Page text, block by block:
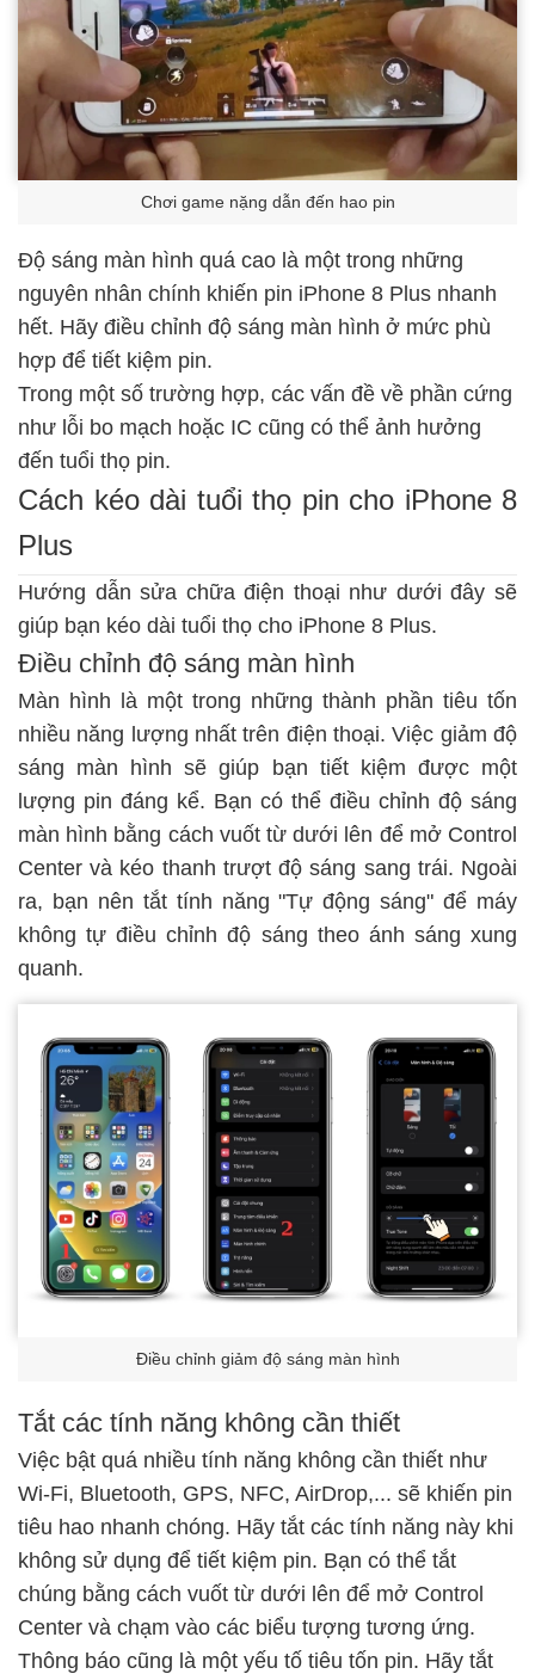
Chơi game nặng dẫn đến hao pin
Độ sáng màn hình quá cao là một trong những
nguyên nhân chính khiến pin iPhone 8 Plus nhanh
hết. Hãy điều chỉnh độ sáng màn hình ở mức phù
hợp để tiết kiệm pin.
Trong một số trường hợp, các vấn đề về phần cứng
như lỗi bo mạch hoặc IC cũng có thể ảnh hưởng
đến tuổi thọ pin.
Cách kéo dài tuổi thọ pin cho iPhone 8
Plus
Hướng dẫn sửa chữa điện thoại như dưới đây sẽ
giúp bạn kéo dài tuổi thọ cho iPhone 8 Plus.
Điều chỉnh độ sáng màn hình
Màn hình là một trong những thành phần tiêu tốn
nhiều năng lượng nhất trên điện thoại. Việc giảm độ
sáng màn hình sẽ giúp bạn tiết kiệm được một
lượng pin đáng kể. Bạn có thể điều chỉnh độ sáng
màn hình bằng cách vuốt từ dưới lên để mở Control
Center và kéo thanh trượt độ sáng sang trái. Ngoài
ra, bạn nên tắt tính năng "Tự động sáng" để máy
không tự điều chỉnh độ sáng theo ánh sáng xung
quanh.
Điều chỉnh giảm độ sáng màn hình
Tắt các tính năng không cần thiết
Việc bật quá nhiều tính năng không cần thiết như
Wi-Fi, Bluetooth, GPS, NFC, AirDrop,... sẽ khiến pin
tiêu hao nhanh chóng. Hãy tắt các tính năng này khi
không sử dụng để tiết kiệm pin. Bạn có thể tắt
chúng bằng cách vuốt từ dưới lên để mở Control
Center và chạm vào các biểu tượng tương ứng.
Thông báo cũng là một yếu tố tiêu tốn pin. Hãy tắt